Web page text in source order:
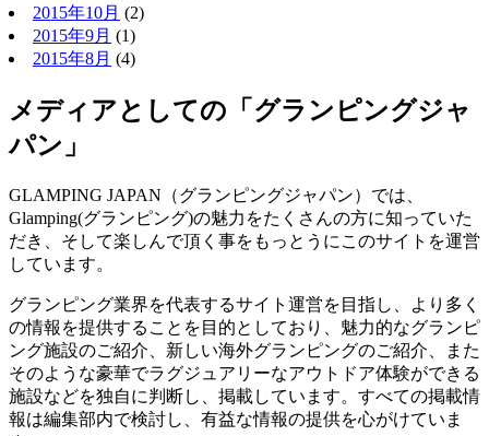
2015年10月 (2)
2015年9月 (1)
2015年8月 (4)
メディアとしての「グランピングジャ
パン」
GLAMPING JAPAN（グランピングジャパン）では、
Glamping(グランピング)の魅力をたくさんの方に知っていた
だき、そして楽しんで頂く事をもっとうにこのサイトを運営
しています。
グランピング業界を代表するサイト運営を目指し、より多く
の情報を提供することを目的としており、魅力的なグランピ
ング施設のご紹介、新しい海外グランピングのご紹介、また
そのような豪華でラグジュアリーなアウトドア体験ができる
施設などを独自に判断し、掲載しています。すべての掲載情
報は編集部内で検討し、有益な情報の提供を心がけていま